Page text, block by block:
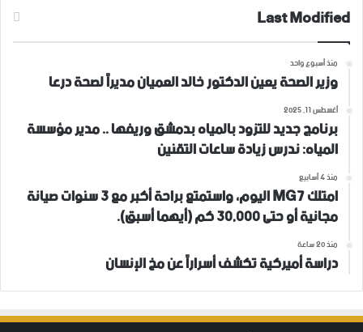
Last Modified
منذ أسبوع واحد
وزير الصحة يعين الدكتور خالد العميان مديراً لصحة درعا
أغسطس 11, 2025
برنامج جديد للتزود بالمياه بدمشق وريفها .. مدير مؤسسة
المياه: ندرس زيادة ساعات التقنين
منذ 4 أسابيع
امتلك MG7 اليوم، واستمتع براحة أكبر مع 3 سنوات صيانة
مجانية أو حتى 30,000 كم (أيهما أسبق).
منذ 20 ساعة
دراسة أميركية تكشف أسراراً عن مخ الإنسان